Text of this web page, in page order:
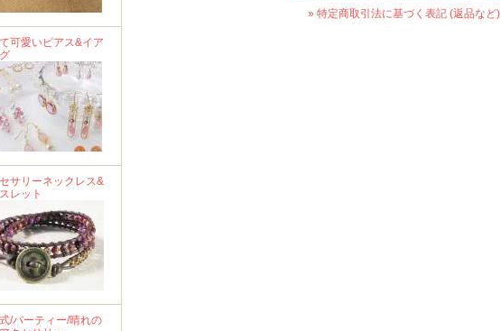
可愛いピアス&イア
サリーネックレス&
レット
/パーティー/晴れの
» 特定商取引法に基づく表記 (返品など)